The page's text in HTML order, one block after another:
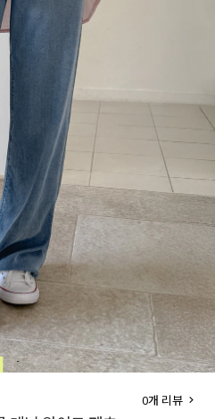
ALL
익스클루시브
아우터
티셔츠
니트
블라우스
원피스
팬츠
스커트
0개 리뷰